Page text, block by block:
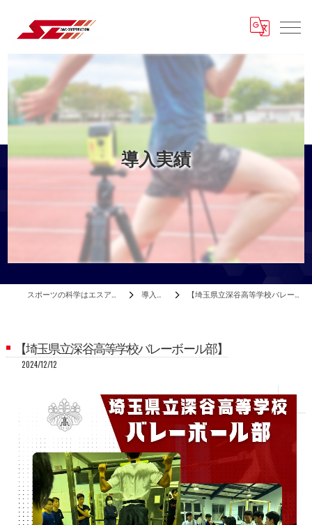
導入実績
導入実績 【埼玉県立深谷高等学校バレーボール部】
【埼玉県立深谷高等学校バレーボール部】
2024/12/12